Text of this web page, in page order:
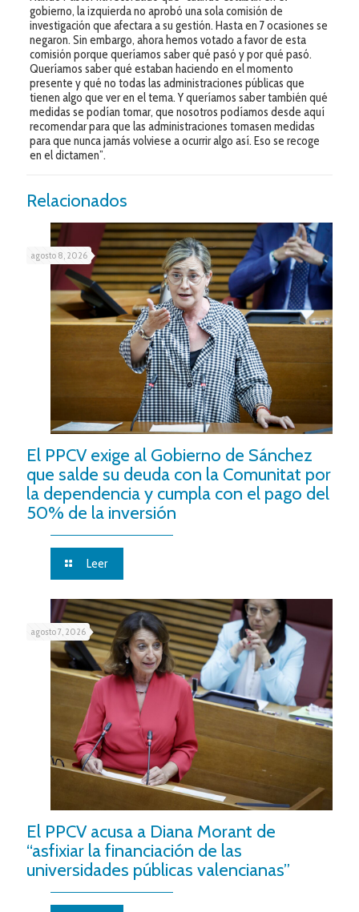
gobierno, la izquierda no aprobó una sola comisión de
investigación que afectara a su gestión. Hasta en 7 ocasiones se
negaron. Sin embargo, ahora hemos votado a favor de esta
comisión porque queríamos saber qué pasó y por qué pasó.
Queríamos saber qué estaban haciendo en el momento
presente y qué no todas las administraciones públicas que
tienen algo que ver en el tema. Y queríamos saber también qué
medidas se podían tomar, que nosotros podíamos desde aquí
recomendar para que las administraciones tomasen medidas
para que nunca jamás volviese a ocurrir algo así. Eso se recoge
en el dictamen”.
Relacionados
agosto 8, 2026
El PPCV exige al Gobierno de Sánchez
que salde su deuda con la Comunitat por
la dependencia y cumpla con el pago del
50% de la inversión
Leer
agosto 7, 2026
El PPCV acusa a Diana Morant de
“asfixiar la financiación de las
universidades públicas valencianas”